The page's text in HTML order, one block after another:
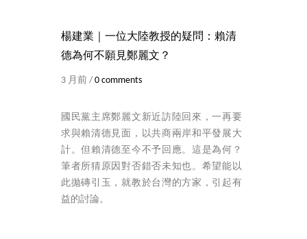
楊建業｜一位大陸教授的疑問：賴清
德為何不願見鄭麗文？
3 月前 /0 comments
國民黨主席鄭麗文新近訪陸回來，一再要
求與賴清德見面，以共商兩岸和平發展大
計。但賴清德至今不予回應。這是為何？
筆者所猜原因對否錯否未知也。希望能以
此拋磚引玉，就教於台灣的方家，引起有
益的討論。